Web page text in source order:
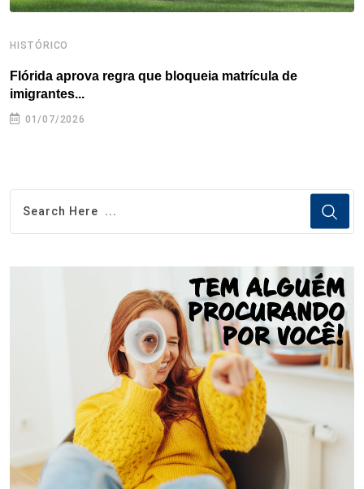
HISTÓRICO
Flórida aprova regra que bloqueia matrícula de
imigrantes...
01/07/2026